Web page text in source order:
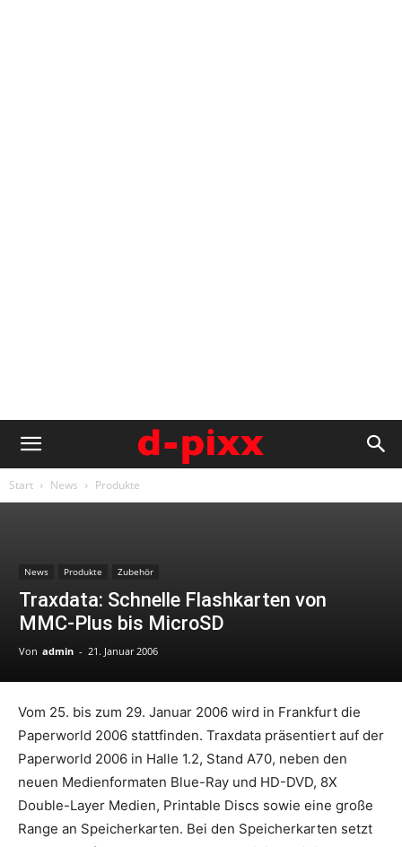
Start News Produkte
News Produkte Zubehör
Traxdata: Schnelle Flashkarten von
MMC-Plus bis MicroSD
Von admin - 21. Januar 2006
Vom 25. bis zum 29. Januar 2006 wird in Frankfurt die
Paperworld 2006 stattfinden. Traxdata präsentiert auf der
Paperworld 2006 in Halle 1.2, Stand A70, neben den
neuen Medienformaten Blue-Ray und HD-DVD, 8X
Double-Layer Medien, Printable Discs sowie eine große
Range an Speicherkarten. Bei den Speicherkarten setzt